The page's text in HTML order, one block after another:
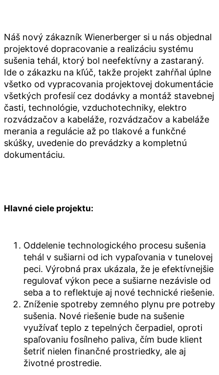
Náš nový zákazník Wienerberger si u nás objednal
projektové dopracovanie a realizáciu systému
sušenia tehál, ktorý bol neefektívny a zastaraný.
Ide o zákazku na kľúč, takže projekt zahŕňal úplne
všetko od vypracovania projektovej dokumentácie
všetkých profesií cez dodávky a montáž stavebnej
časti, technológie, vzduchotechniky, elektro
rozvádzačov a kabeláže, rozvádzačov a kabeláže
merania a regulácie až po tlakové a funkčné
skúšky, uvedenie do prevádzky a kompletnú
dokumentáciu.
Hlavné ciele projektu:
Oddelenie technologického procesu sušenia
tehál v sušiarni od ich vypaľovania v tunelovej
peci. Výrobná prax ukázala, že je efektívnejšie
regulovať výkon pece a sušiarne nezávisle od
seba a to reflektuje aj nové technické riešenie.
Zníženie spotreby zemného plynu pre potreby
sušenia. Nové riešenie bude na sušenie
využívať teplo z tepelných čerpadiel, oproti
spaľovaniu fosílneho paliva, čím bude klient
šetriť nielen finančné prostriedky, ale aj
životné prostredie.